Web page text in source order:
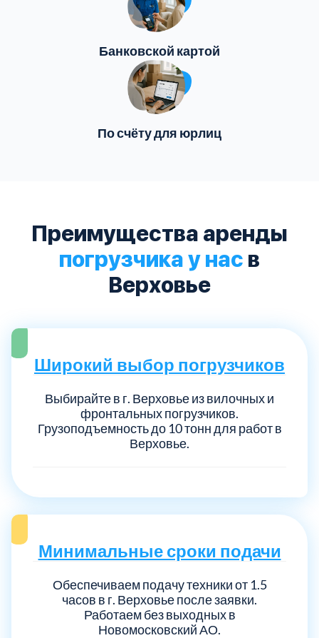
Банковской картой
По счёту для юрлиц
Преимущества аренды
погрузчика у нас в
Верховье
Широкий выбор погрузчиков
Выбирайте в г. Верховье из вилочных и
фронтальных погрузчиков.
Грузоподъемность до 10 тонн для работ в
Верховье.
Минимальные сроки подачи
Обеспечиваем подачу техники от 1.5
часов в г. Верховье после заявки.
Работаем без выходных в
Новомосковский АО.